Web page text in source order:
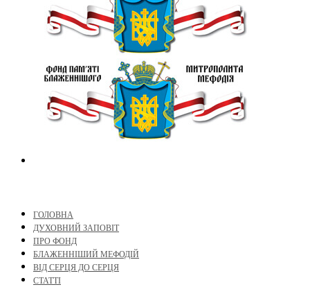
ГОЛОВНА
ДУХОВНИЙ ЗАПОВІТ
ПРО ФОНД
БЛАЖЕННІШИЙ МЕФОДІЙ
ВІД СЕРЦЯ ДО СЕРЦЯ
СТАТТІ